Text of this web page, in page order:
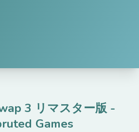
3 リマスター版-
Games